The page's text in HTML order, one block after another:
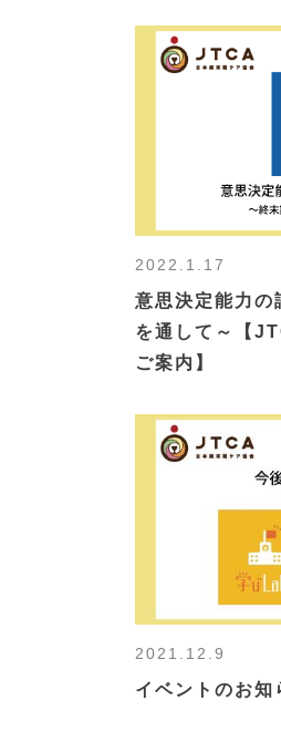
2022.1.17
意思決定能力の
を通して～【
ご案内】
2021.12.9
イベントのお知